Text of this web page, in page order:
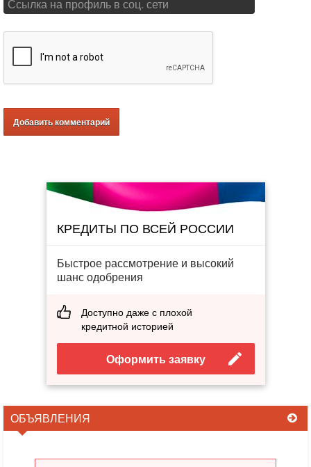
КРЕДИТЫ ПО ВСЕЙ РОССИИ
Быстрое рассмотрение и высокий
шанс одобрения
Доступно даже с плохой
кредитной историей
Оформить заявку
ОБЪЯВЛЕНИЯ